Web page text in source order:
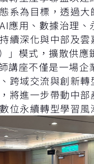
系為目標，透過
應用、數據治理
續深化與中部及
」模式，擴散供應
講座不僅是一場企
跨域交流與創新
將進一步帶動中
位永續轉型學習風